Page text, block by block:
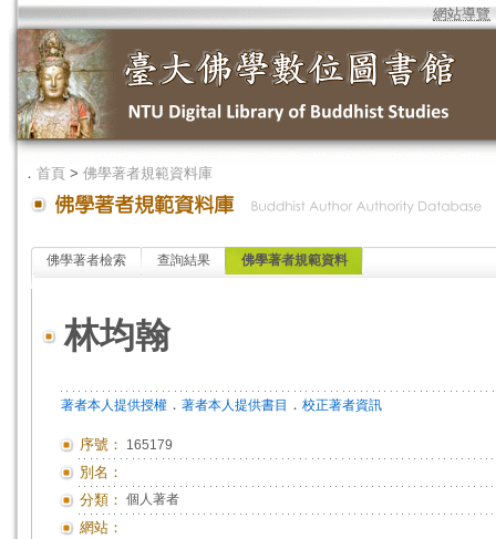
網站導覽
． 首頁 > 佛學著者規範資料庫
佛學著者檢索 查詢結果 佛學著者規範資料
林均翰
著者本人提供授權 ． 著者本人提供書目 ． 校正著者資訊
序號： 165179
別名：
分類： 個人著者
網站：